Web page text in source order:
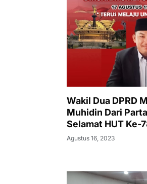
Wakil Dua DPRD
Muhidin Dari
Selamat HUT Ke-
Indonesia Lebih
Agustus 16, 2023